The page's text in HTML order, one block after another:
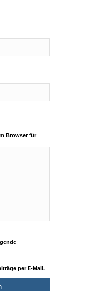
Browser für
per E-Mail.